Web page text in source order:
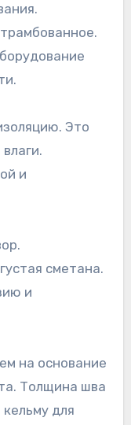
Это
и
сметана.
и
на основание
Толщина шва
для